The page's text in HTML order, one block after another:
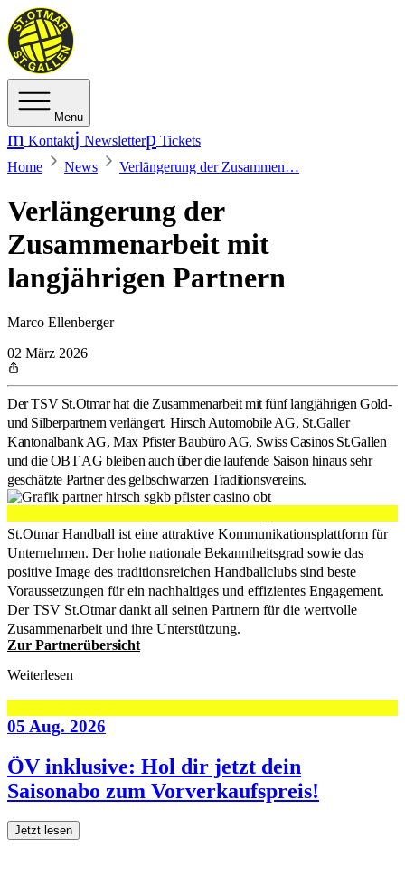
Menu
Kontakt Newsletter
Tickets
Home
News Verlängerung der Zusammen…
Verlängerung der
Zusammenarbeit mit
langjährigen Partnern
Marco Ellenberger
02 März 2026|
Der TSV St.Otmar hat die Zusammenarbeit mit fünf langjährigen Gold-
und Silberpartnern verlängert. Hirsch Automobile AG, St.Galler
Kantonalbank AG, Max Pfister Baubüro AG, Swiss Casinos St.Gallen
und die OBT AG bleiben auch über die laufende Saison hinaus sehr
geschätzte Partner des gelbschwarzen Traditionsvereins.
St.Otmar Handball ist eine attraktive Kommunikationsplattform für
Unternehmen. Der hohe nationale Bekanntheitsgrad sowie das
positive Image des traditionsreichen Handballclubs sind beste
Voraussetzungen für ein nachhaltiges und effizientes Engagement.
Der TSV St.Otmar dankt all seinen Partnern für die wertvolle
Zusammenarbeit und ihre Unterstützung.
Zur Partnerübersicht
Weiterlesen
05 Aug. 2026
ÖV inklusive: Hol dir jetzt dein
Saisonabo zum Vorverkaufspreis!
Jetzt lesen